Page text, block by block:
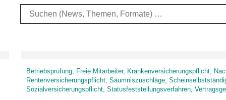
Betriebsprüfung, Freie Mitarbeiter, Krankenversicherungspflicht,
Rentenversicherungspflicht, Säumniszuschläge,
Sozialversicherungspflicht, Statusfeststellungsverfahren,